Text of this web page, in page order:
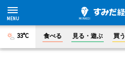
33°C 食べる 見る・遊ぶ 買う